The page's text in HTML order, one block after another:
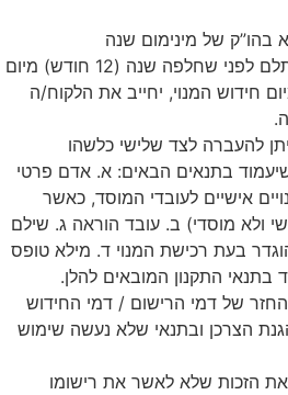
בהו”ק של מינימום שנה
ביטול החברות במנוי תלם לפני שחלפה שנה (12 חודש) מיום
חידוש המנוי, יחייב את הלקוח/ה
ניתן להעברה לצד שלישי כלשהו
בתנאים הבאים: א. אדם פרטי
אישיים לעובדי המוסד, כאשר
ולא מוסדי) ב. עובד הוראה ג. שילם
בעת רכישת המנוי ד. מילא טופס
בתנאי התקנון המובאים להלן.
של דמי הרישום / דמי החידוש
הצרכן ובתנאי שלא נעשה שימוש
הזכות שלא לאשר את רישומו